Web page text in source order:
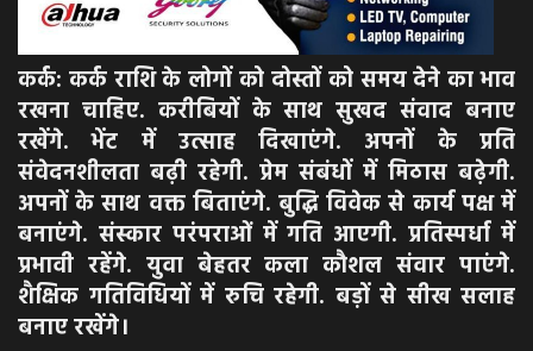
कर्क: कर्क राशि के लोगों को दोस्तों को समय देने का भाव
रखना चाहिए. करीबियों के साथ सुखद संवाद बनाए
रखेंगे. भेंट में उत्साह दिखाएंगे. अपनों के प्रति
संवेदनशीलता बढ़ी रहेगी. प्रेम संबंधों में मिठास बढ़ेगी.
अपनों के साथ वक्त बिताएंगे. बुद्धि विवेक से कार्य पक्ष में
बनाएंगे. संस्कार परंपराओं में गति आएगी. प्रतिस्पर्धा में
प्रभावी रहेंगे. युवा बेहतर कला कौशल संवार पाएंगे.
शैक्षिक गतिविधियों में रुचि रहेगी. बड़ों से सीख सलाह
बनाए रखेंगे।